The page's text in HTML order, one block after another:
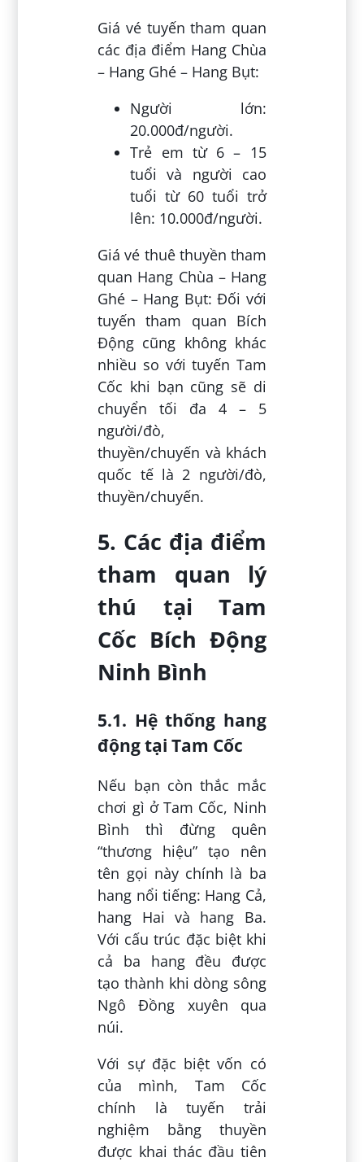
Giá vé tuyến tham quan
các địa điểm Hang Chùa
– Hang Ghé – Hang Bụt:
Người lớn:
20.000đ/người.
Trẻ em từ 6 – 15
tuổi và người cao
tuổi từ 60 tuổi trở
lên: 10.000đ/người.
Giá vé thuê thuyền tham
quan Hang Chùa – Hang
Ghé – Hang Bụt: Đối với
tuyến tham quan Bích
Động cũng không khác
nhiều so với tuyến Tam
Cốc khi bạn cũng sẽ di
chuyển tối đa 4 – 5
người/đò,
thuyền/chuyến và khách
quốc tế là 2 người/đò,
thuyền/chuyến.
5. Các địa điểm
tham quan lý
thú tại Tam
Cốc Bích Động
Ninh Bình
5.1. Hệ thống hang
động tại Tam Cốc
Nếu bạn còn thắc mắc
chơi gì ở Tam Cốc, Ninh
Bình thì đừng quên
“thương hiệu” tạo nên
tên gọi này chính là ba
hang nổi tiếng: Hang Cả,
hang Hai và hang Ba.
Với cấu trúc đặc biệt khi
cả ba hang đều được
tạo thành khi dòng sông
Ngô Đồng xuyên qua
núi.
Với sự đặc biệt vốn có
của mình, Tam Cốc
chính là tuyến trải
nghiệm bằng thuyền
được khai thác đầu tiên